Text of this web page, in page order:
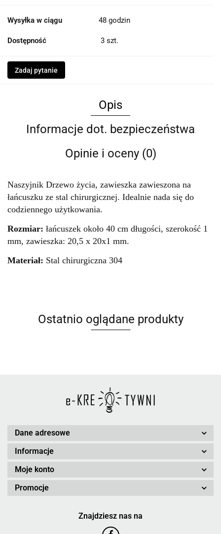
Wysyłka w ciągu 48 godzin
Dostępność 3 szt.
Zadaj pytanie
Opis
Informacje dot. bezpieczeństwa
Opinie i oceny (0)
Naszyjnik Drzewo życia, zawieszka zawieszona na
łańcuszku ze stal chirurgicznej. Idealnie nada się do
codziennego użytkowania.
Rozmiar: łańcuszek około 40 cm długości, szerokość 1
mm, zawieszka: 20,5 x 20x1 mm.
Materiał: Stal chirurgiczna 304
Ostatnio oglądane produkty
Dane adresowe
Informacje
Moje konto
Promocje
Znajdziesz nas na